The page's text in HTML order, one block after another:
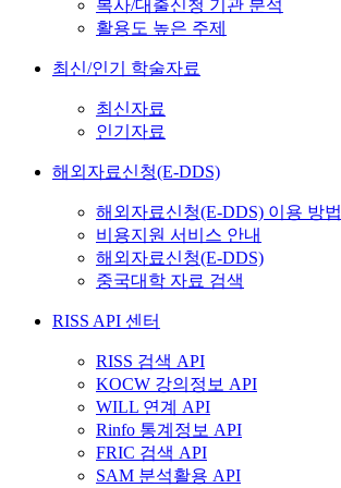
복사/대출신청 기관 분석
활용도 높은 주제
최신/인기 학술자료
최신자료
인기자료
해외자료신청(E-DDS)
해외자료신청(E-DDS) 이용 방법
비용지원 서비스 안내
해외자료신청(E-DDS)
중국대학 자료 검색
RISS API 센터
RISS 검색 API
KOCW 강의정보 API
WILL 연계 API
Rinfo 통계정보 API
FRIC 검색 API
SAM 분석활용 API